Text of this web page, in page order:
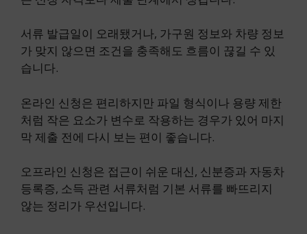
서류 발급일이 오래됐거나, 가구원 정보와 차량 정보
가 맞지 않으면 조건을 충족해도 흐름이 끊길 수 있
습니다.
온라인 신청은 편리하지만 파일 형식이나 용량 제한
처럼 작은 요소가 변수로 작용하는 경우가 있어 마지
막 제출 전에 다시 보는 편이 좋습니다.
오프라인 신청은 접근이 쉬운 대신, 신분증과 자동차
등록증, 소득 관련 서류처럼 기본 서류를 빠뜨리지
않는 정리가 우선입니다.